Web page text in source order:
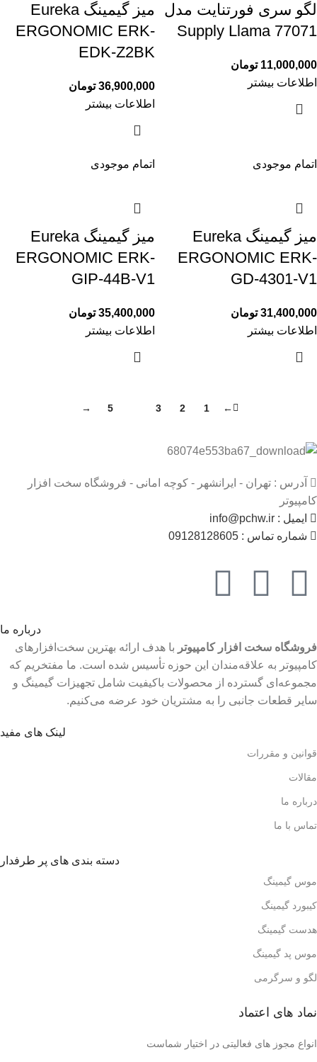
لگو سری فورتنایت مدل
Supply Llama 77071
11,000,000 تومان
اطلاعات بیشتر
میز گیمینگ Eureka
ERGONOMIC ERK-
EDK-Z2BK
36,900,000 تومان
اطلاعات بیشتر
اتمام موجودی
میز گیمینگ Eureka
ERGONOMIC ERK-
GD-4301-V1
31,400,000 تومان
اطلاعات بیشتر
اتمام موجودی
میز گیمینگ Eureka
ERGONOMIC ERK-
GIP-44B-V1
35,400,000 تومان
اطلاعات بیشتر
←
1
2
3
5
→
آدرس : تهران - ایرانشهر - کوچه امانی - فروشگاه سخت افزار
کامپیوتر
ایمیل : info@pchw.ir
شماره تماس : 09128128605
درباره ما
فروشگاه سخت افزار کامپیوتر با هدف ارائه بهترین سخت‌افزارهای
کامپیوتر به علاقه‌مندان این حوزه تأسیس شده است. ما مفتخریم که
مجموعه‌ای گسترده از محصولات باکیفیت شامل تجهیزات گیمینگ و
سایر قطعات جانبی را به مشتریان خود عرضه می‌کنیم.
لینک های مفید
قوانین و مقررات
مقالات
درباره ما
تماس با ما
دسته بندی های پر طرفدار
موس گیمینگ
کیبورد گیمینگ
هدست گیمینگ
موس پد گیمینگ
لگو و سرگرمی
نماد های اعتماد
انواع مجوز های فعالیتی در اختیار شماست